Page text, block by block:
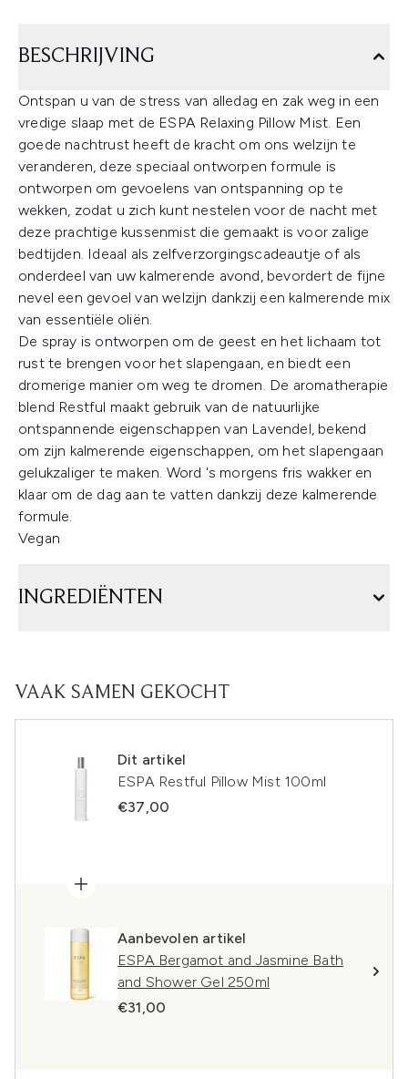
BESCHRIJVING
Ontspan u van de stress van alledag en zak weg in een
vredige slaap met de ESPA Relaxing Pillow Mist. Een
goede nachtrust heeft de kracht om ons welzijn te
veranderen, deze speciaal ontworpen formule is
ontworpen om gevoelens van ontspanning op te
wekken, zodat u zich kunt nestelen voor de nacht met
deze prachtige kussenmist die gemaakt is voor zalige
bedtijden. Ideaal als zelfverzorgingscadeautje of als
onderdeel van uw kalmerende avond, bevordert de fijne
nevel een gevoel van welzijn dankzij een kalmerende mix
van essentiële oliën.
De spray is ontworpen om de geest en het lichaam tot
rust te brengen voor het slapengaan, en biedt een
dromerige manier om weg te dromen. De aromatherapie
blend Restful maakt gebruik van de natuurlijke
ontspannende eigenschappen van Lavendel, bekend
om zijn kalmerende eigenschappen, om het slapengaan
gelukzaliger te maken. Word 's morgens fris wakker en
klaar om de dag aan te vatten dankzij deze kalmerende
formule.
Vegan
INGREDIËNTEN
VAAK SAMEN GEKOCHT
Dit artikel
ESPA Restful Pillow Mist 100ml
€37,00
Aanbevolen artikel
ESPA Bergamot and Jasmine Bath
and Shower Gel 250ml
€31,00